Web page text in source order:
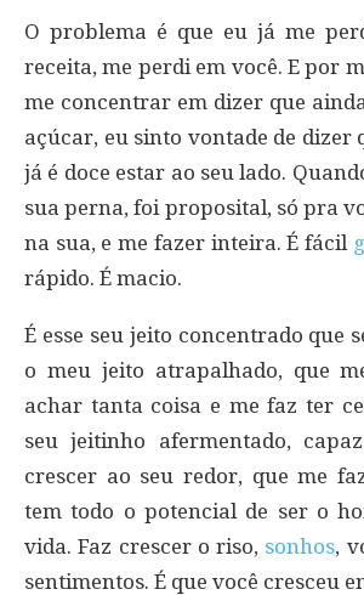
O problema é que eu já me
receita, me perdi em você. E por
me concentrar em dizer que
açúcar, eu sinto vontade de dizer
já é doce estar ao seu lado.
sua perna, foi proposital, só pra
na sua, e me fazer inteira. É fácil
rápido. É macio.
É esse seu jeito concentrado que
o meu jeito atrapalhado, que
achar tanta coisa e me faz ter
seu jeitinho afermentado,
crescer ao seu redor, que me
tem todo o potencial de ser o
vida. Faz crescer o riso, sonhos,
sentimentos. É que você cresceu